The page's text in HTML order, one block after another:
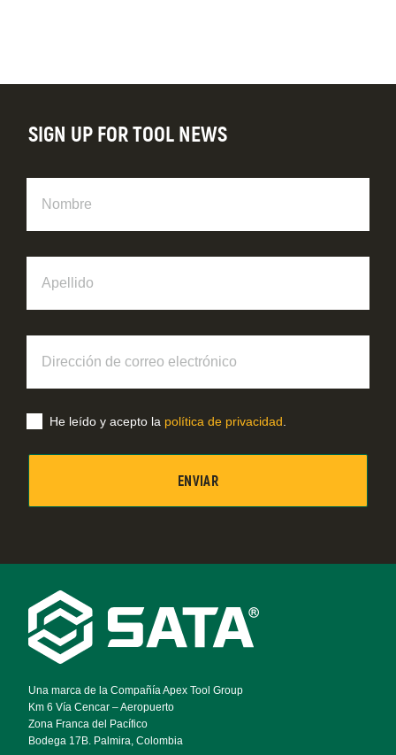
Footer
Navigation
Una marca de la Compañía Apex Tool Group
Km 6 Vía Cencar – Aeropuerto
Zona Franca del Pacífico
Bodega 17B. Palmira, Colombia
SIGN UP FOR TOOL NEWS
correo
electrónico
He leído y acepto la política de privacidad